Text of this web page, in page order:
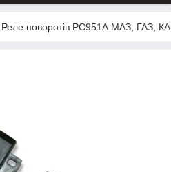
Реле поворотів РС951А МАЗ, ГАЗ,